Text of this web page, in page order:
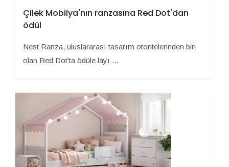
Çilek Mobilya'nın ranzasına Red Dot'dan
ödül
Nest Ranza, uluslararası tasarım otoritelerinden biri
olan Red Dot'ta ödüle layı ...